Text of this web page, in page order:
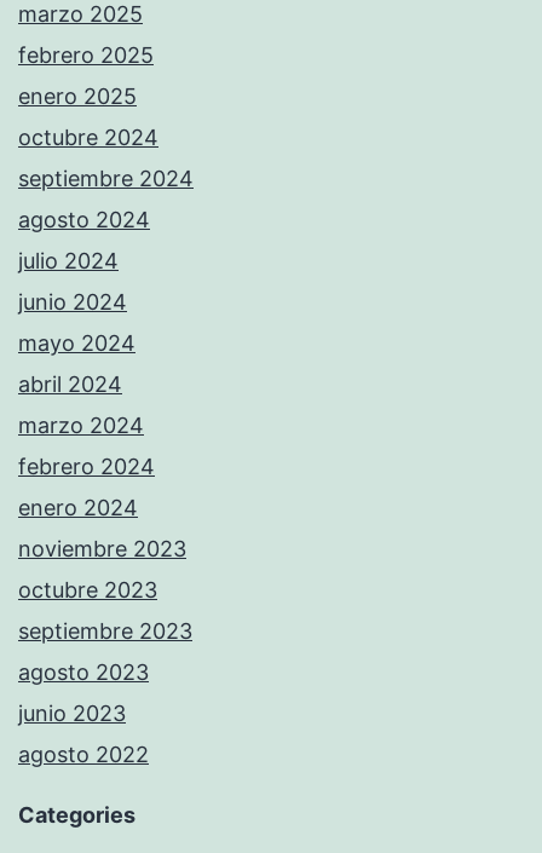
marzo 2025
febrero 2025
enero 2025
octubre 2024
septiembre 2024
agosto 2024
julio 2024
junio 2024
mayo 2024
abril 2024
marzo 2024
febrero 2024
enero 2024
noviembre 2023
octubre 2023
septiembre 2023
agosto 2023
junio 2023
agosto 2022
Categories